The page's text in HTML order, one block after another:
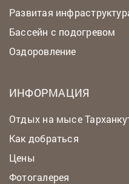
Развитая
Бассейн с подогревом
Оздоровление
ИНФОРМАЦИЯ
Отдых на мысе
Как добраться
Цены
Фотогалерея